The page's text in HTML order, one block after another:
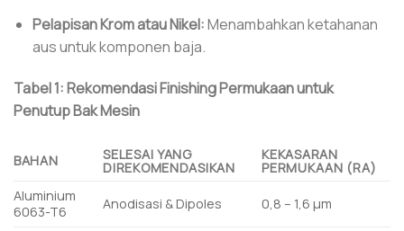
Pelapisan Krom atau Nikel:Menambahkan ketahanan
aus untuk komponen baja.
Tabel 1: Rekomendasi Finishing Permukaan untuk
Penutup Bak Mesin
BAHAN SELESAI YANG
DIREKOMENDASIKAN
KEKASARAN
PERMUKAAN (RA)
Aluminium
6063-T6
Anodisasi & Dipoles 0,8 – 1,6 µm